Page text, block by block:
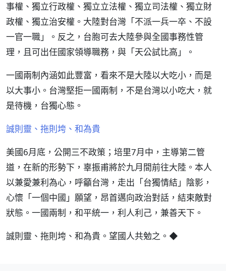
事權、獨立行政權、獨立立法權、獨立司法權、獨立財
政權、獨立治安權。大陸對台灣「不派一兵一卒、不設
一官一職」。反之，台胞可去大陸參與全國事務性管
理，且可出任國家領導職務，與「天公試比高」。
一國兩制內涵如此豐富，看來不是大陸以大吃小，而是
以大事小。台灣堅拒一國兩制，不是台灣以小吃大，就
是待機，台獨心態。
誠則靈、拖則垮、和為貴
美國6月底，公開三不政策；培里7月中，主導第二管
道，在新的形勢下，辜振甫將於九月間前往大陸。本人
以兼愛兼利為心，呼籲台灣，走出「台獨情結」陰影，
心懷「一個中國」願望，昂首邁向政治對話，結束敵對
狀態。一國兩制，和平統一，利人利己，兼善天下。
誠則靈、拖則垮、和為貴。望國人共勉之。◆